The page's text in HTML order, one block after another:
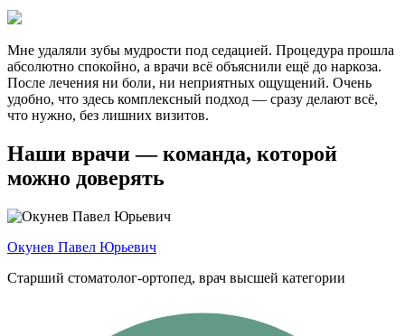
Мне удаляли зубы мудрости под седацией. Процедура прошла
абсолютно спокойно, а врачи всё объяснили ещё до наркоза.
После лечения ни боли, ни неприятных ощущений. Очень
удобно, что здесь комплексный подход — сразу делают всё,
что нужно, без лишних визитов.
Наши врачи — команда, которой
можно доверять
Окунев Павел Юрьевич
Старший стоматолог-ортопед, врач высшей категории